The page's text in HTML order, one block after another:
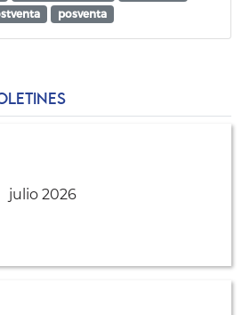
posventa
julio 2026